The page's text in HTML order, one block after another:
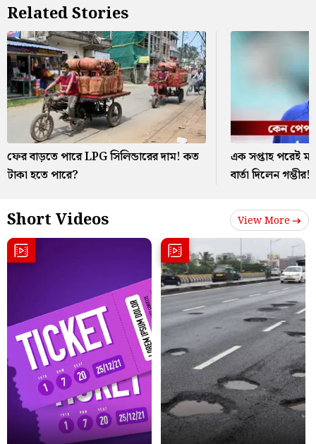
Related Stories
ফের বাড়তে পারে LPG সিলিন্ডারের দাম! কত
টাকা হতে পারে?
এক সপ্তাহ পরেই
বার্তা দিলেন গম্ভীর!
Short Videos View More